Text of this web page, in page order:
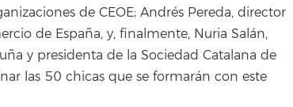
de CEOE; Andrés Pereda, director
de España, y, finalmente, Nuria Salán,
y presidenta de la Sociedad Catalana de
las 50 chicas que se formarán con este